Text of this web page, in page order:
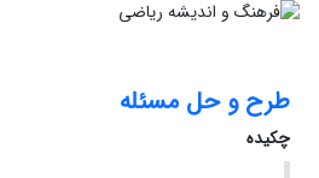
طرح و حل مسئله
چکیده